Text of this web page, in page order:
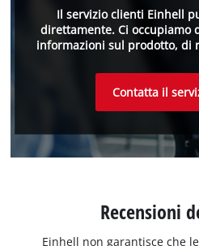
Il servizio clienti Einhell
direttamente. Ci occupiamo
informazioni sul prodotto, di
Contatta il
Recensioni
Einhell non garantisce che